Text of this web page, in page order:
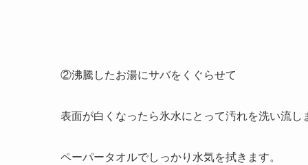
②沸騰したお湯にサバをくぐらせて
表面が白くなったら氷水にとって汚れを洗い流し
ペーパータオルでしっかり水気を拭きます。